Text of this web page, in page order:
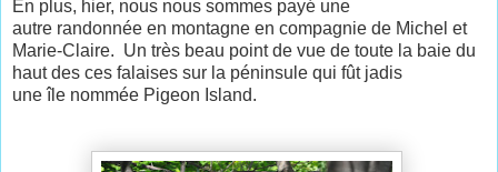
En plus, hier, nous nous sommes payé une
autre randonnée en montagne en compagnie de Michel et
Marie-Claire. Un très beau point de vue de toute la baie du
haut des ces falaises sur la péninsule qui fût jadis
une île nommée Pigeon Island.